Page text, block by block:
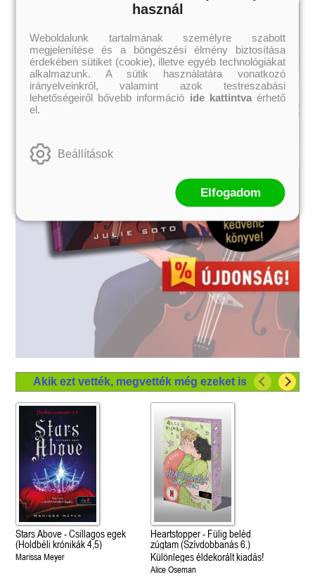
Akik ezt vették, megvették még ezeket is
Stars Above - Csillagos egek
(Holdbéli krónikák 4,5)
Marissa Meyer
Heartstopper - Fülig beléd
zúgtam (Szívdobbanás 6.)
Különleges éldekorált kiadás!
Alice Oseman
használ
Weboldalunk tartalmának személyre szabott
megjelenítése és a böngészési élmény biztosítása
érdekében sütiket (cookie), illetve egyéb technológiákat
alkalmazunk. A sütik használatára vonatkozó
irányelveinkről, valamint azok testreszabási
lehetőségeiről bővebb információ ide kattintvaérhető
el.
Beállítások
Elfogadom